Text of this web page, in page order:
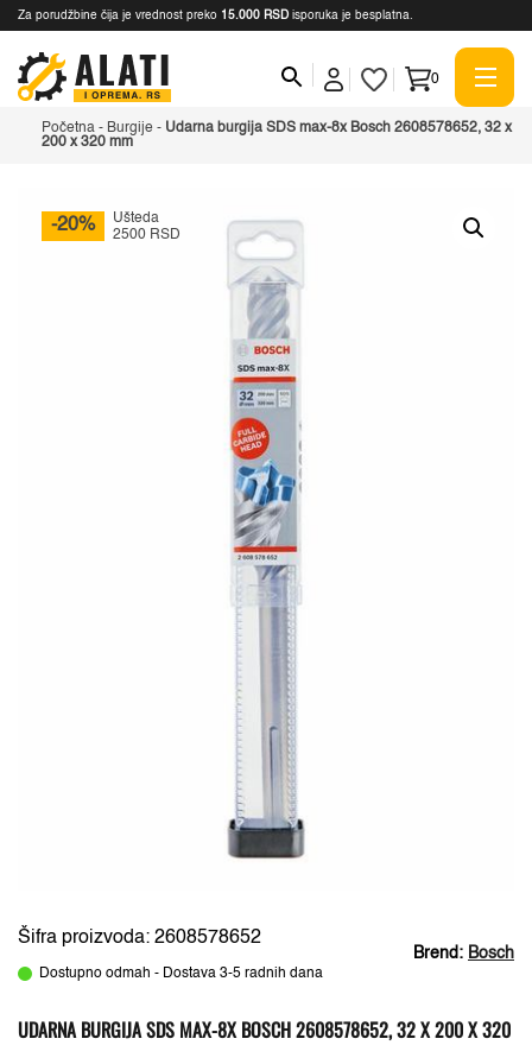
Za porudžbine čija je vrednost preko 15.000 RSD isporuka je besplatna.
0
Početna - Burgije - Udarna burgija SDS max-8x Bosch 2608578652, 32 x
200 x 320 mm
-20%
Ušteda
2500 RSD
Brend: Bosch
Šifra proizvoda: 2608578652
Dostupno odmah - Dostava 3-5 radnih dana
UDARNA BURGIJA SDS MAX-8X BOSCH 2608578652, 32 X 200 X 320